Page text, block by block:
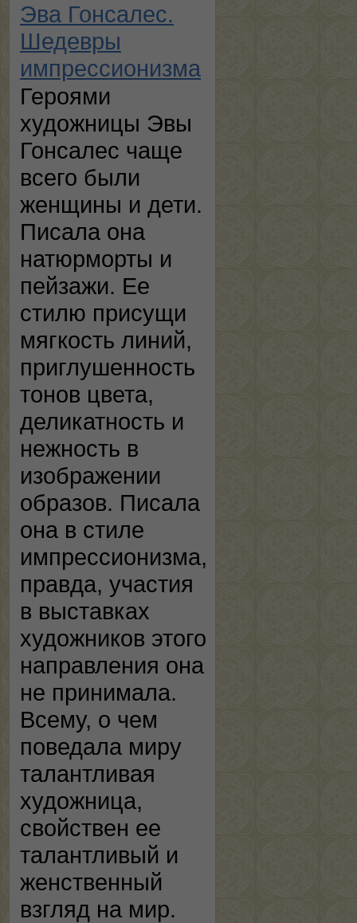
Эва Гонсалес.
Шедевры
импрессионизма
Героями
художницы Эвы
Гонсалес чаще
всего были
женщины и дети.
Писала она
натюрморты и
пейзажи. Ее
стилю присущи
мягкость линий,
приглушенность
тонов цвета,
деликатность и
нежность в
изображении
образов. Писала
она в стиле
импрессионизма,
правда, участия
в выставках
художников этого
направления она
не принимала.
Всему, о чем
поведала миру
талантливая
художница,
свойствен ее
талантливый и
женственный
взгляд на мир.